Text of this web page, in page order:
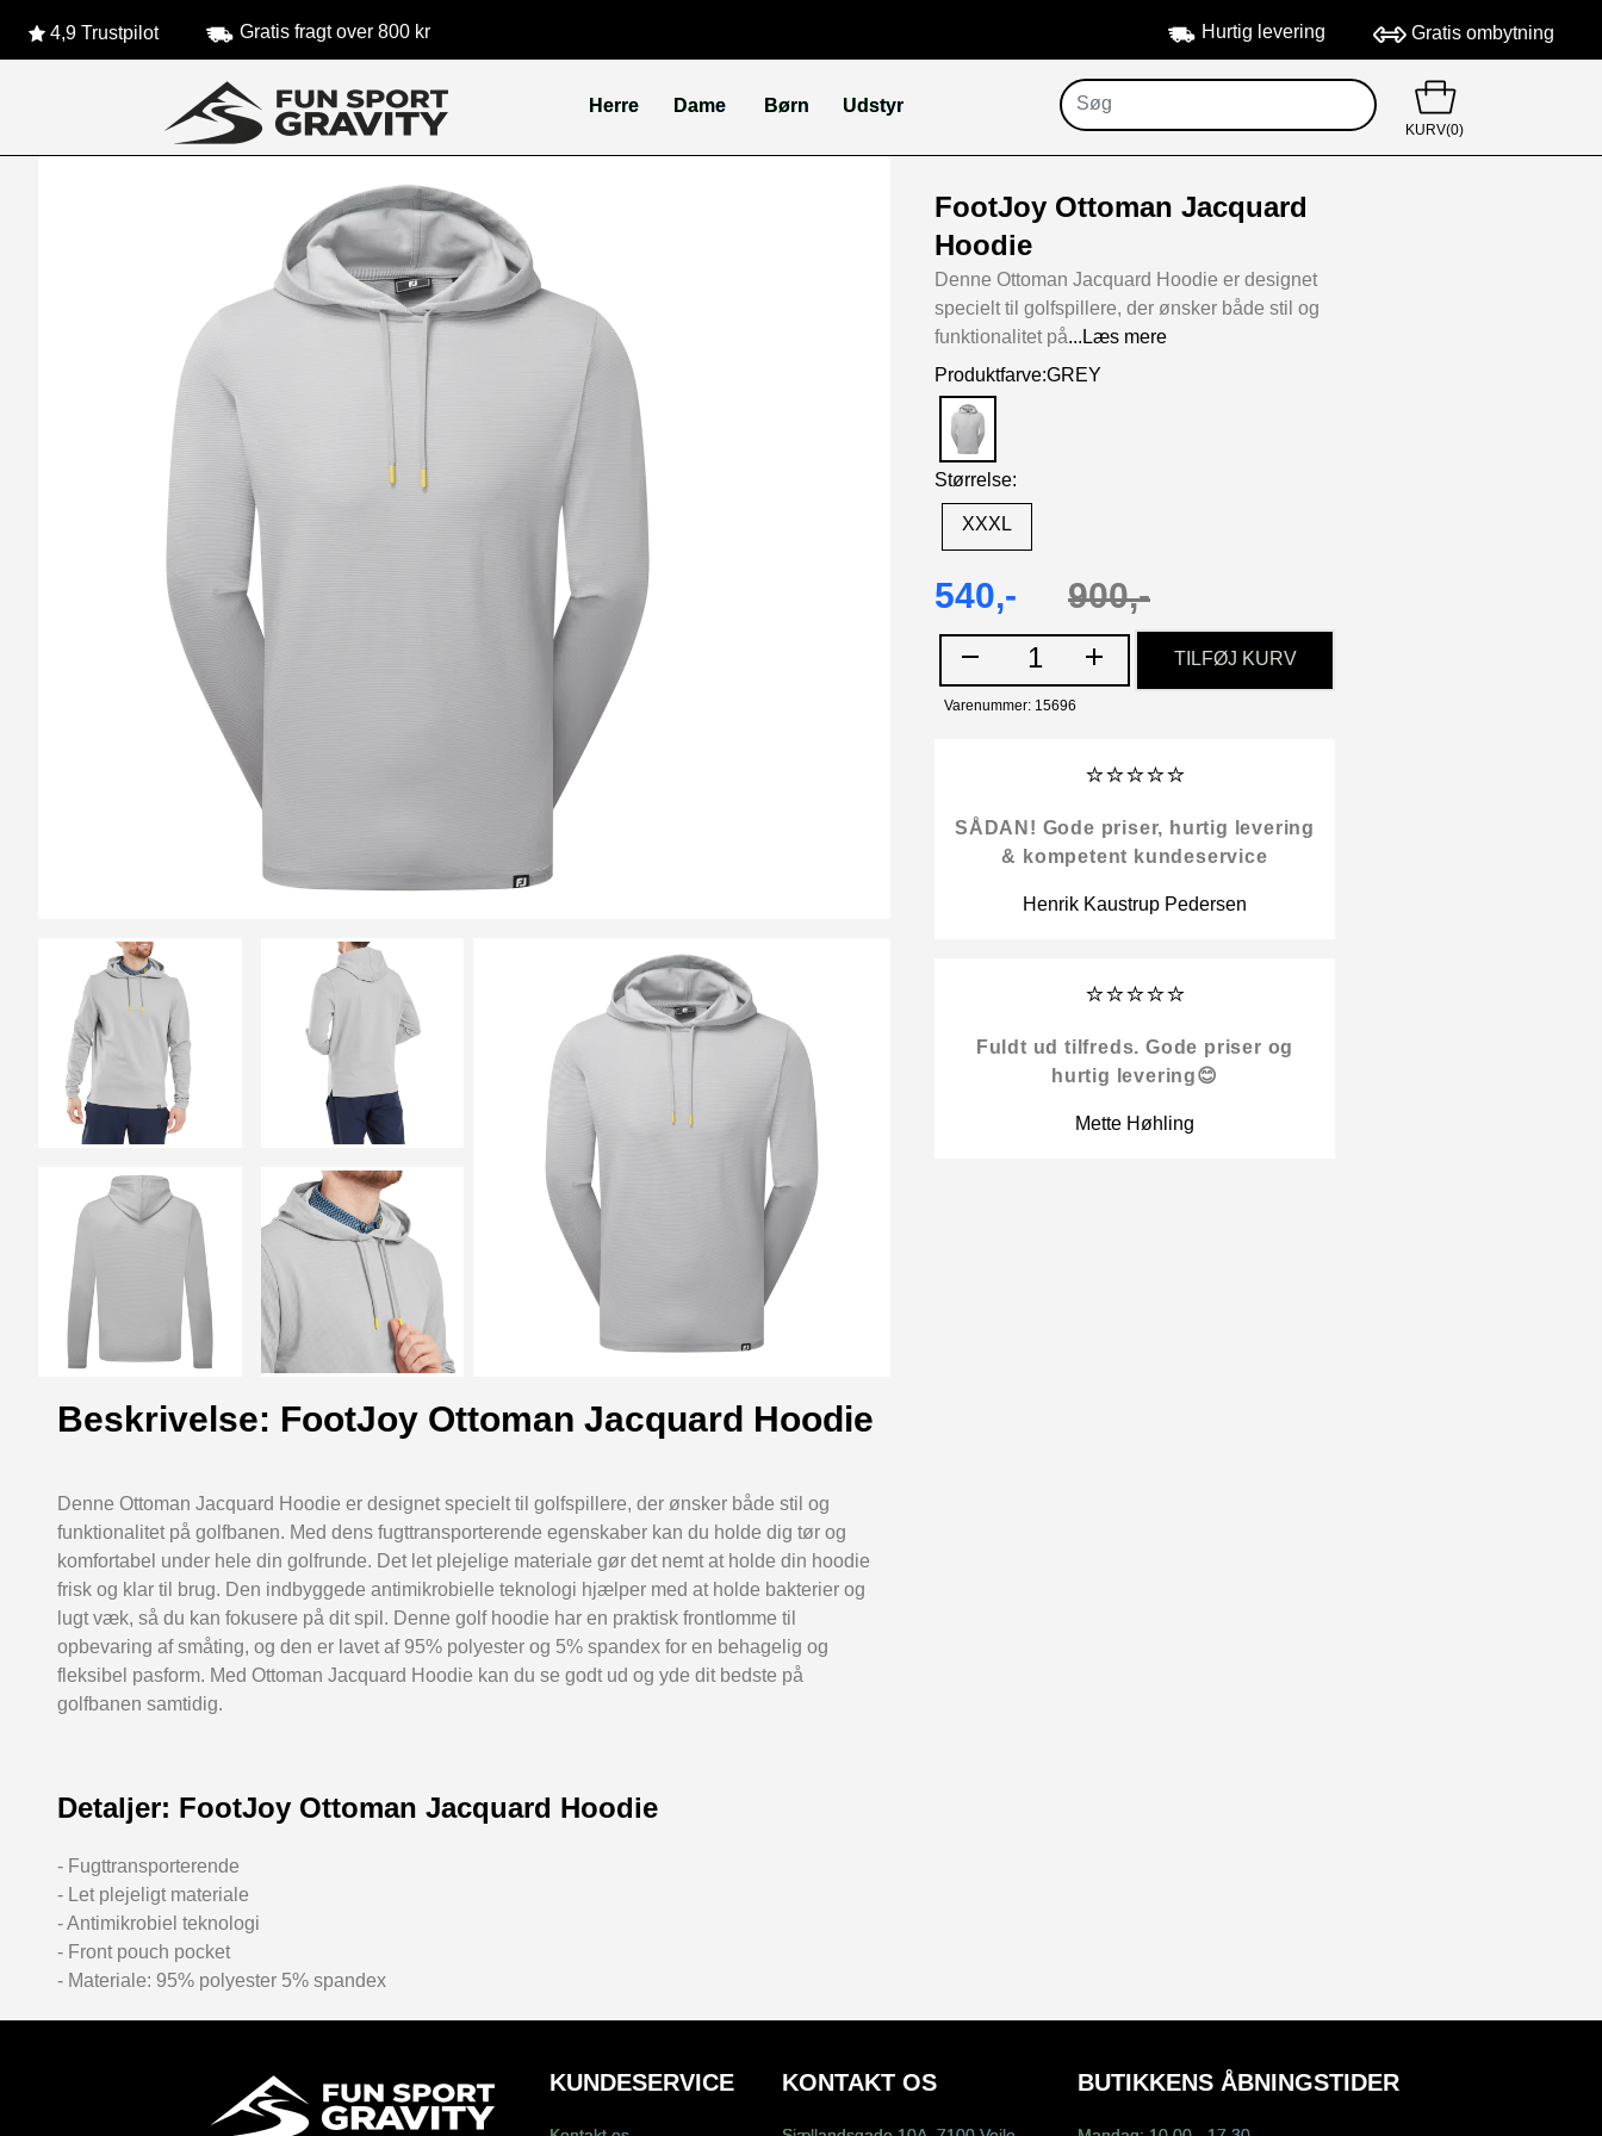
4,9 Trustpilot Gratis fragt over 800 kr Hurtig levering Gratis ombytning
Herre Dame Børn Udstyr
KURV(0)
FootJoy Ottoman Jacquard
Hoodie
Denne Ottoman Jacquard Hoodie er designet
specielt til golfspillere, der ønsker både stil og
funktionalitet på...Læs mere
Produktfarve:GREY
Størrelse:
XXXL
540,- 900,-
1 TILFØJ KURV
Varenummer: 15696
⭐⭐⭐⭐⭐
SÅDAN! Gode priser, hurtig levering
& kompetent kundeservice
Henrik Kaustrup Pedersen
⭐⭐⭐⭐⭐
Fuldt ud tilfreds. Gode priser og
hurtig levering😊
Mette Høhling
Beskrivelse: FootJoy Ottoman Jacquard Hoodie
Denne Ottoman Jacquard Hoodie er designet specielt til golfspillere, der ønsker både stil og
funktionalitet på golfbanen. Med dens fugttransporterende egenskaber kan du holde dig tør og
komfortabel under hele din golfrunde. Det let plejelige materiale gør det nemt at holde din hoodie
frisk og klar til brug. Den indbyggede antimikrobielle teknologi hjælper med at holde bakterier og
lugt væk, så du kan fokusere på dit spil. Denne golf hoodie har en praktisk frontlomme til
opbevaring af småting, og den er lavet af 95% polyester og 5% spandex for en behagelig og
fleksibel pasform. Med Ottoman Jacquard Hoodie kan du se godt ud og yde dit bedste på
golfbanen samtidig.
Detaljer: FootJoy Ottoman Jacquard Hoodie
- Fugttransporterende
- Let plejeligt materiale
- Antimikrobiel teknologi
- Front pouch pocket
- Materiale: 95% polyester 5% spandex
KUNDESERVICE KONTAKT OS BUTIKKENS ÅBNINGSTIDER